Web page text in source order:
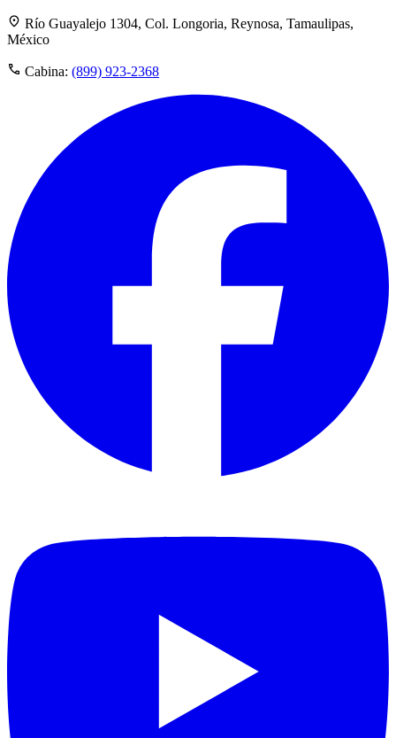
Río Guayalejo 1304, Col. Longoria, Reynosa, Tamaulipas,
México
Cabina: (899) 923-2368